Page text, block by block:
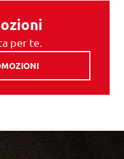
per te.